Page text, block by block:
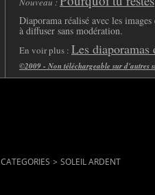
Diaporama réalisé avec les
à diffuser sans modération.
En voir plus : Les diaporamas
©2009 - Non téléchargeable sur d'autres
CATEGORIES > SOLEIL ARDENT